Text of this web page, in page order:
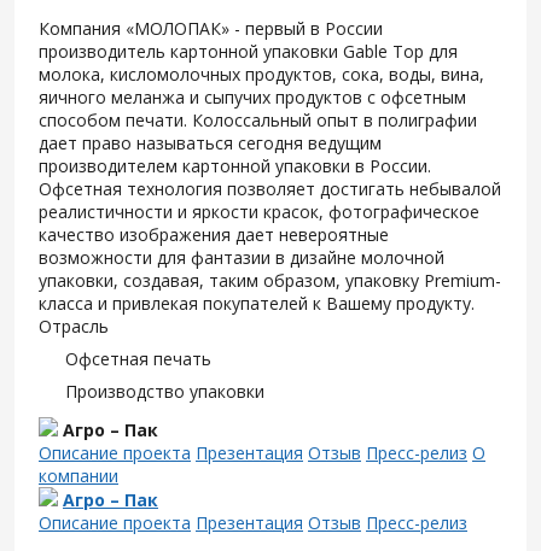
Компания «МОЛОПАК» - первый в России
производитель картонной упаковки Gable Top для
молока, кисломолочных продуктов, сока, воды, вина,
яичного меланжа и сыпучих продуктов с офсетным
способом печати. Колоссальный опыт в полиграфии
дает право называться сегодня ведущим
производителем картонной упаковки в России.
Офсетная технология позволяет достигать небывалой
реалистичности и яркости красок, фотографическое
качество изображения дает невероятные
возможности для фантазии в дизайне молочной
упаковки, создавая, таким образом, упаковку Premium-
класса и привлекая покупателей к Вашему продукту.
Отрасль
Офсетная печать
Производство упаковки
Агро – Пак
Описание проекта Презентация Отзыв Пресс-релиз О
компании
Агро – Пак
Описание проекта Презентация Отзыв Пресс-релиз